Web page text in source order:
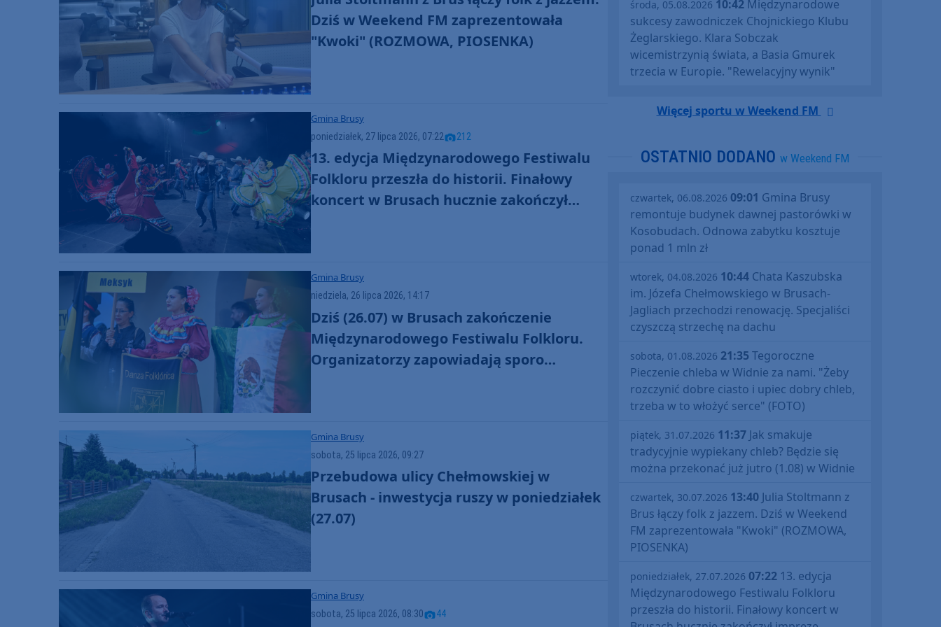
Dziś w Weekend FM zaprezentowała
"Kwoki" (ROZMOWA, PIOSENKA)
Gmina Brusy
poniedziałek, 27 lipca 2026, 07:22 212
13. edycja Międzynarodowego Festiwalu
Folkloru przeszła do historii. Finałowy
koncert w Brusach hucznie zakończył
Gmina Brusy
niedziela, 26 lipca 2026, 14:17
Dziś (26.07) w Brusach zakończenie
Międzynarodowego Festiwalu Folkloru.
Organizatorzy zapowiadają sporo
Gmina Brusy
sobota, 25 lipca 2026, 09:27
Przebudowa ulicy Chełmowskiej w
Brusach - inwestycja ruszy w poniedziałek
(27.07)
Gmina Brusy
sobota, 25 lipca 2026, 08:30 44
środa, 05.08.2026 10:42 Międzynarodowe
sukcesy zawodniczek Chojnickiego Klubu
Żeglarskiego. Klara Sobczak
wicemistrzynią świata, a Basia Gmurek
trzecia w Europie. "Rewelacyjny wynik"
Więcej sportu w Weekend FM
OSTATNIO DODANO w Weekend FM
czwartek, 06.08.2026 09:01 Gmina Brusy
remontuje budynek dawnej pastorówki w
Kosobudach. Odnowa zabytku kosztuje
ponad 1 mln zł
wtorek, 04.08.2026 10:44 Chata Kaszubska
im. Józefa Chełmowskiego w Brusach-
Jagliach przechodzi renowację. Specjaliści
czyszczą strzechę na dachu
sobota, 01.08.2026 21:35 Tegoroczne
Pieczenie chleba w Widnie za nami. "Żeby
rozczynić dobre ciasto i upiec dobry chleb,
trzeba w to włożyć serce" (FOTO)
piątek, 31.07.2026 11:37 Jak smakuje
tradycyjnie wypiekany chleb? Będzie się
można przekonać już jutro (1.08) w Widnie
czwartek, 30.07.2026 13:40 Julia Stoltmann z
Brus łączy folk z jazzem. Dziś w Weekend
FM zaprezentowała "Kwoki" (ROZMOWA,
PIOSENKA)
poniedziałek, 27.07.2026 07:22 13. edycja
Międzynarodowego Festiwalu Folkloru
przeszła do historii. Finałowy koncert w